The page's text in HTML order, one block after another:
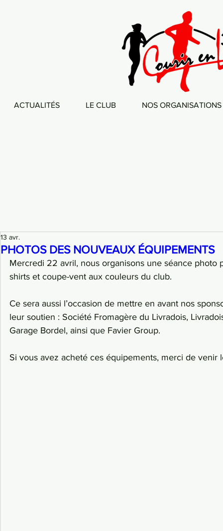
ACTUALITÉS LE CLUB NOS ORGANISATIONS
PHOTOS DES NOUVEAUX ÉQUIPEMENTS
13 avr.
Mercredi 22 avril, nous organisons une séance photo
shirts et coupe-vent aux couleurs du club.
Ce sera aussi l’occasion de mettre en avant nos
leur soutien : Société Fromagère du Livradois,
Garage Bordel, ainsi que Favier Group.
Si vous avez acheté ces équipements, merci de venir